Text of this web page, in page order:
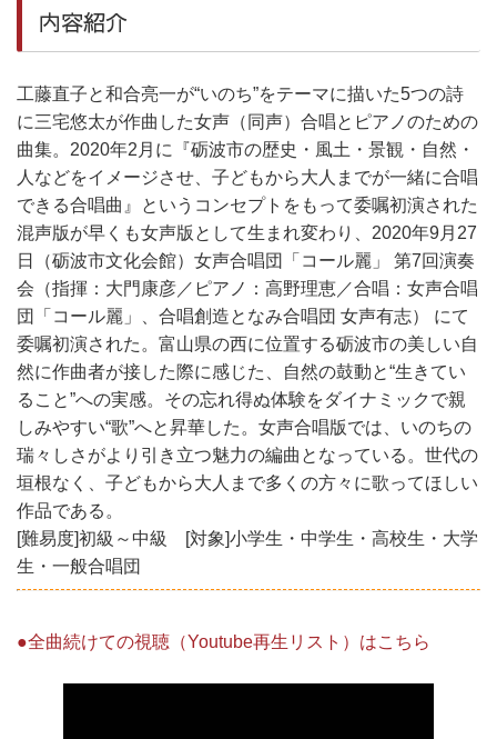
内容紹介
工藤直子と和合亮一が“いのち”をテーマに描いた5つの詩
に三宅悠太が作曲した女声（同声）合唱とピアノのための
曲集。2020年2月に『砺波市の歴史・風土・景観・自然・
人などをイメージさせ、子どもから大人までが一緒に合唱
できる合唱曲』というコンセプトをもって委嘱初演された
混声版が早くも女声版として生まれ変わり、2020年9月27
日（砺波市文化会館）女声合唱団「コール麗」 第7回演奏
会（指揮：大門康彦／ピアノ：高野理恵／合唱：女声合唱
団「コール麗」、合唱創造となみ合唱団 女声有志） にて
委嘱初演された。富山県の西に位置する砺波市の美しい自
然に作曲者が接した際に感じた、自然の鼓動と“生きてい
ること”への実感。その忘れ得ぬ体験をダイナミックで親
しみやすい“歌”へと昇華した。女声合唱版では、いのちの
瑞々しさがより引き立つ魅力の編曲となっている。世代の
垣根なく、子どもから大人まで多くの方々に歌ってほしい
作品である。
[難易度]初級～中級 [対象]小学生・中学生・高校生・大学
生・一般合唱団
●全曲続けての視聴（Youtube再生リスト）はこちら